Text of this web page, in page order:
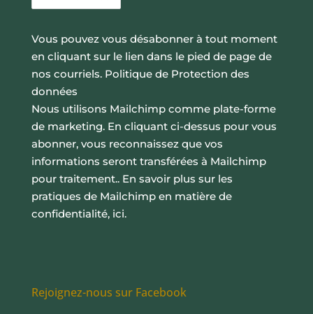
Vous pouvez vous désabonner à tout moment
en cliquant sur le lien dans le pied de page de
nos courriels. Politique de Protection des
données
Nous utilisons Mailchimp comme plate-forme
de marketing. En cliquant ci-dessus pour vous
abonner, vous reconnaissez que vos
informations seront transférées à Mailchimp
pour traitement.. En savoir plus sur les
pratiques de Mailchimp en matière de
confidentialité, ici.
Rejoignez-nous sur Facebook